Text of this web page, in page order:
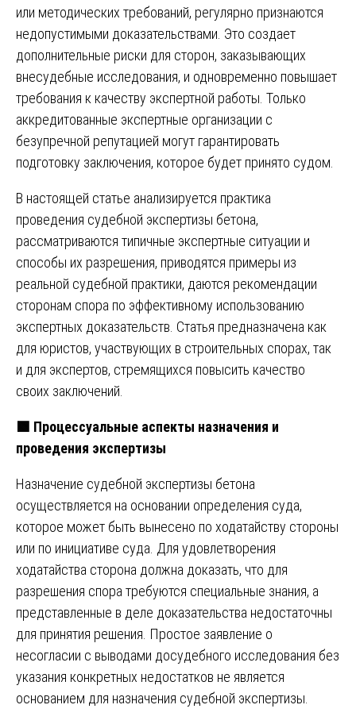
или методических требований, регулярно признаются
недопустимыми доказательствами. Это создает
дополнительные риски для сторон, заказывающих
внесудебные исследования, и одновременно повышает
требования к качеству экспертной работы. Только
аккредитованные экспертные организации с
безупречной репутацией могут гарантировать
подготовку заключения, которое будет принято судом.
В настоящей статье анализируется практика
проведения судебной экспертизы бетона,
рассматриваются типичные экспертные ситуации и
способы их разрешения, приводятся примеры из
реальной судебной практики, даются рекомендации
сторонам спора по эффективному использованию
экспертных доказательств. Статья предназначена как
для юристов, участвующих в строительных спорах, так
и для экспертов, стремящихся повысить качество
своих заключений.
🟩 Процессуальные аспекты назначения и
проведения экспертизы
Назначение судебной экспертизы бетона
осуществляется на основании определения суда,
которое может быть вынесено по ходатайству стороны
или по инициативе суда. Для удовлетворения
ходатайства сторона должна доказать, что для
разрешения спора требуются специальные знания, а
представленные в деле доказательства недостаточны
для принятия решения. Простое заявление о
несогласии с выводами досудебного исследования без
указания конкретных недостатков не является
основанием для назначения судебной экспертизы.